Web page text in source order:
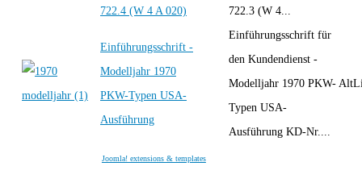
722.4 (W 4 A 020)
722.3 (W 4...
Einführungsschrift -
Modelljahr 1970
PKW-Typen USA-
Ausführung
Einführungsschrift für
den Kundendienst -
Modelljahr 1970 PKW-
Typen USA-
Ausführung KD-Nr....
Joomla! extensions & templates